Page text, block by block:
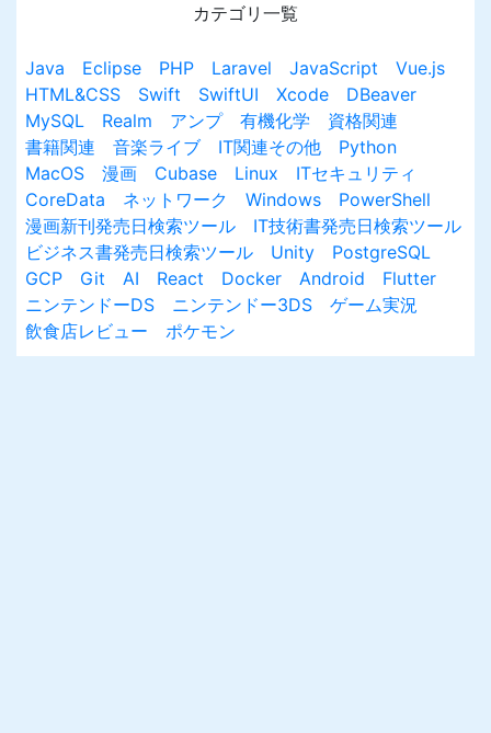
カテゴリ一覧
Java Eclipse PHP Laravel JavaScript
Vue.js
HTML&CSS
Swift SwiftUI Xcode
DBeaver
MySQL
Realm アンプ 有機化学
資格関連
書籍関連
音楽ライブ IT関連その他
Python
MacOS
漫画 Cubase Linux
ITセキュリティ
CoreData
ネットワーク Windows
PowerShell
漫画新刊発売日検索ツール
IT技術書発売日検索ツール
ビジネス書発売日検索ツール
Unity
PostgreSQL
GCP
Git AI React Docker Android
Flutter
ニンテンドーDS
ニンテンドー3DS
ゲーム実況
飲食店レビュー
ポケモン